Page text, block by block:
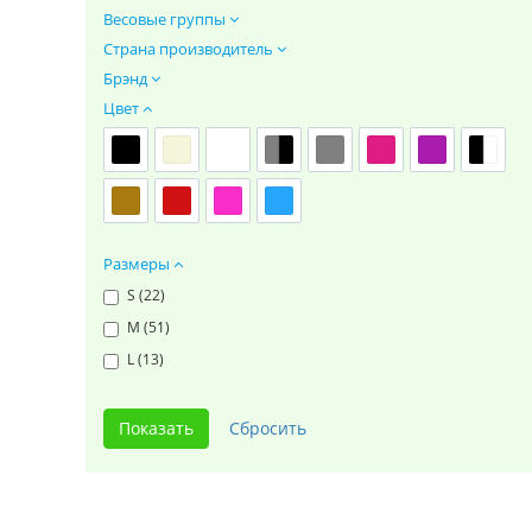
Весовые группы
Страна производитель
Брэнд
Цвет
Размеры
S (22)
M (51)
L (13)